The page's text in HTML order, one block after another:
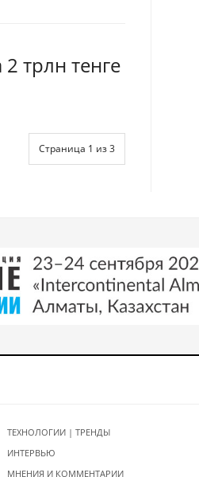
трлн тенге
Страница 1 из 3
ТЕХНОЛОГИИ | ТРЕНДЫ
ИНТЕРВЬЮ
МНЕНИЯ И КОММЕНТАРИИ